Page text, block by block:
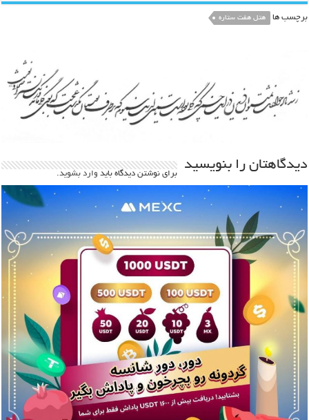
برچسب ها هتل هفت ستاره
دیدگاهتان را بنویسید
برای نوشتن دیدگاه باید وارد بشوید.